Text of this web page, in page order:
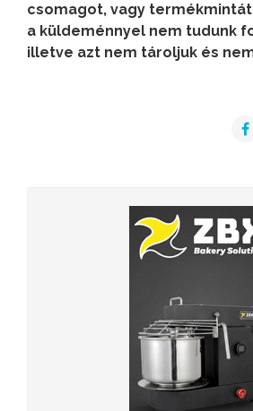
csomagot, vagy
a küldeménnyel nem tudunk
illetve azt nem tároljuk és